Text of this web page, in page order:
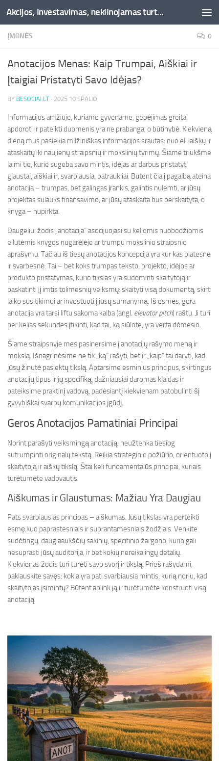
Skip to content Akcijos, Investavimas, nekilnojamas turtas, kriptovaliutos - Besociai.lt
ĮMONĖS 0
Anotacijos Menas: Kaip Trumpai, Aiškiai ir
Įtaigiai Pristatyti Savo Idėjas?
BY BESOCIAI.LT · 2025 10 SPALIO
Informacijos amžiuje, kuriame gyvename, gebėjimas greitai
apdoroti ir pateikti duomenis yra ne prabanga, o būtinybė. Kiekvieną
dieną mus pasiekia milžiniškas informacijos srautas: nuo el. laiškų ir
ataskaitų iki naujienų straipsnių ir mokslinių tyrimų. Šiame triukšme
laimi tie, kurie sugeba savo mintis, idėjas ar darbus pristatyti
glaustai, aiškiai ir, svarbiausia, patraukliai. Būtent čia į pagalbą ateina
anotacija – trumpas, bet galingas įrankis, galintis nulemti, ar jūsų
projektas sulauks finansavimo, ar jūsų ataskaita bus perskaityta, o
knyga – nupirkta.
Daugeliui žodis „anotacija“ asocijuojasi su keliomis nuobodžiomis
eilutėmis knygos nugarėlėje ar trumpu mokslinio straipsnio
aprašymu. Tačiau iš tiesų anotacijos koncepcija yra kur kas platesnė
ir svarbesnė. Tai – bet koks trumpas teksto, projekto, idėjos ar
produkto pristatymas, kurio tikslas yra sudominti skaitytoją ir
paskatinti jį imtis tolimesnių veiksmų: skaityti visą dokumentą, skirti
laiko susitikimui ar investuoti į jūsų sumanymą. Iš esmės, gera
anotacija yra tarsi liftu sakoma kalba (angl. elevator pitch) raštu. Ji turi
per kelias sekundes įtikinti, kad tai, ką siūlote, yra verta dėmesio.
Šiame straipsnyje mes pasinersime į anotacijų rašymo meną ir
mokslą. Išnagrinėsime ne tik „ką“ rašyti, bet ir „kaip“ tai daryti, kad
jūsų žinutė pasiektų tikslą. Aptarsime esminius principus, skirtingus
anotacijų tipus ir jų specifiką, dažniausiai daromas klaidas ir
pateiksime praktinį vadovą, padėsiantį kiekvienam patobulinti šį
gyvybiškai svarbų komunikacijos įgūdį.
Geros Anotacijos Pamatiniai Principai
Norint parašyti veiksmingą anotaciją, neužtenka tiesiog
sutrumpinti originalų tekstą. Reikia strateginio požiūrio, orientuoto į
skaitytoją ir aiškų tikslą. Štai keli fundamentalūs principai, kuriais
turėtumėte vadovautis.
Aiškumas ir Glaustumas: Mažiau Yra Daugiau
Pats svarbiausias principas – aiškumas. Jūsų tikslas yra perteikti
esmę kuo paprastesniais ir suprantamesniais žodžiais. Venkite
sudėtingų, daugiaaukščių sakinių, specifinio žargono, kurio gali
nesuprasti jūsų auditorija, ir bet kokių nereikalingų detalių.
Kiekvienas žodis turi turėti savo svorį ir tikslą. Prieš rašydami,
paklauskite savęs: kokia yra pati svarbiausia mintis, kurią noriu, kad
skaitytojas įsimintų? Būtent aplink ją ir turėtumėte konstruoti visą
anotaciją.